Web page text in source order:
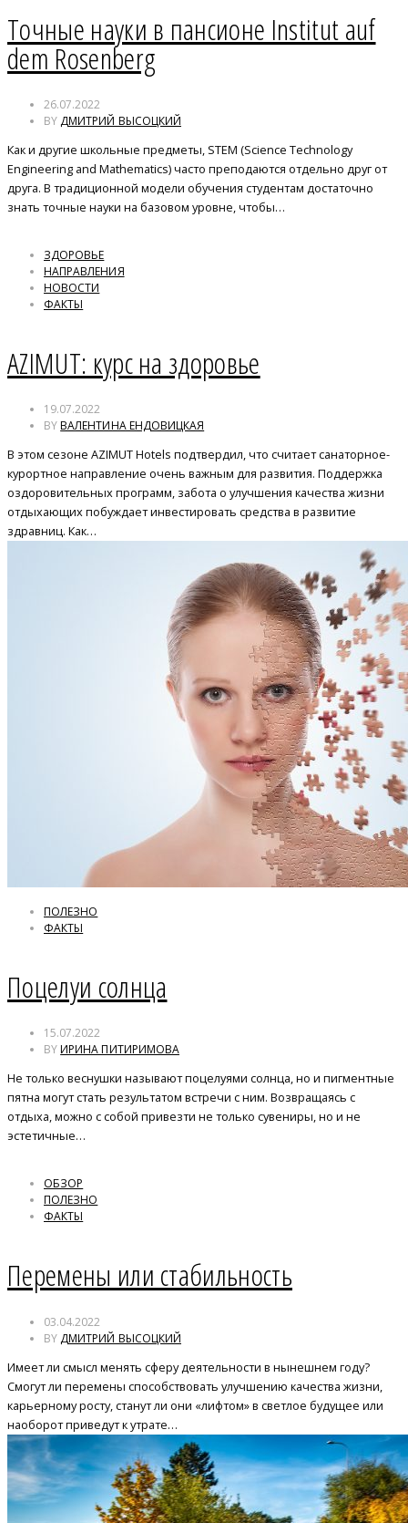
Точные науки в пансионе Institut auf
dem Rosenberg
26.07.2022
BY ДМИТРИЙ ВЫСОЦКИЙ
Как и другие школьные предметы, STEM (Science Technology
Engineering and Mathematics) часто преподаются отдельно друг от
друга. В традиционной модели обучения студентам достаточно
знать точные науки на базовом уровне, чтобы…
ЗДОРОВЬЕ
НАПРАВЛЕНИЯ
НОВОСТИ
ФАКТЫ
AZIMUT: курс на здоровье
19.07.2022
BYВАЛЕНТИНА ЕНДОВИЦКАЯ
В этом сезоне AZIMUT Hotels подтвердил, что считает санаторное-
курортное направление очень важным для развития. Поддержка
оздоровительных программ, забота о улучшения качества жизни
отдыхающих побуждает инвестировать средства в развитие
здравниц. Как…
ПОЛЕЗНО
ФАКТЫ
Поцелуи солнца
15.07.2022
BYИРИНА ПИТИРИМОВА
Не только веснушки называют поцелуями солнца, но и пигментные
пятна могут стать результатом встречи с ним. Возвращаясь с
отдыха, можно с собой привезти не только сувениры, но и не
эстетичные…
ОБЗОР
ПОЛЕЗНО
ФАКТЫ
Перемены или стабильность
03.04.2022
BY ДМИТРИЙ ВЫСОЦКИЙ
Имеет ли смысл менять сферу деятельности в нынешнем году?
Смогут ли перемены способствовать улучшению качества жизни,
карьерному росту, станут ли они «лифтом» в светлое будущее или
наоборот приведут к утрате…